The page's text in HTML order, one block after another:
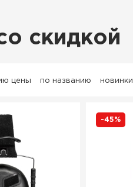
скидкой
цены по названию новинки
-45%